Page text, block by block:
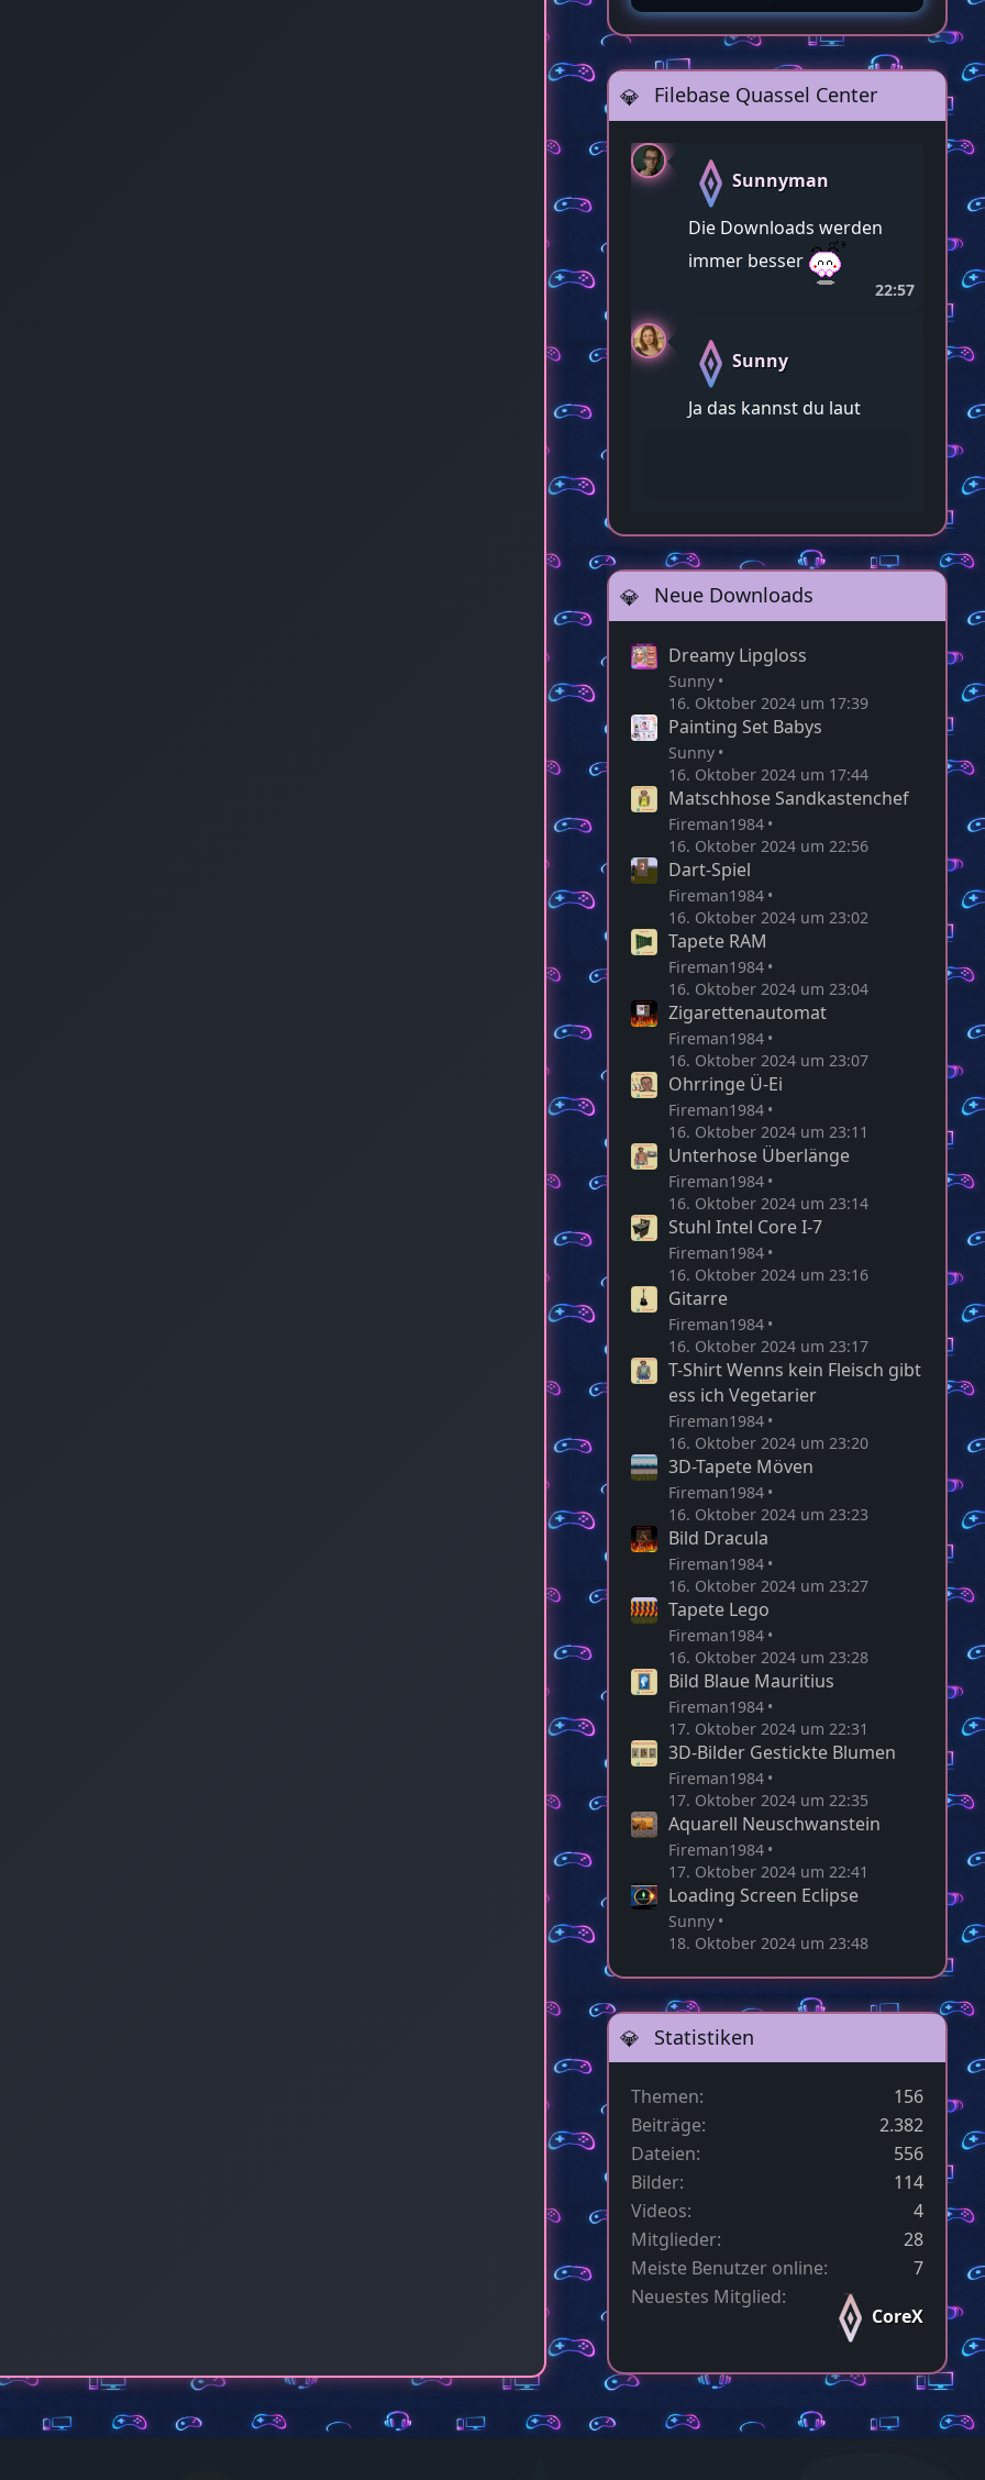
Filebase Quassel Center
Sunnyman
Die Downloads werden
immer besser
22:57
Sunny
Ja das kannst du laut
22:58
Neue Downloads
Dreamy Lipgloss
Sunny
16. Oktober 2024 um 17:39
Painting Set Babys
Sunny
16. Oktober 2024 um 17:44
Matschhose Sandkastenchef
Fireman1984
16. Oktober 2024 um 22:56
Dart-Spiel
Fireman1984
16. Oktober 2024 um 23:02
Tapete RAM
Fireman1984
16. Oktober 2024 um 23:04
Zigarettenautomat
Fireman1984
16. Oktober 2024 um 23:07
Ohrringe Ü-Ei
Fireman1984
16. Oktober 2024 um 23:11
Unterhose Überlänge
Fireman1984
16. Oktober 2024 um 23:14
Stuhl Intel Core I-7
Fireman1984
16. Oktober 2024 um 23:16
Gitarre
Fireman1984
16. Oktober 2024 um 23:17
T-Shirt Wenns kein Fleisch gibt
ess ich Vegetarier
Fireman1984
16. Oktober 2024 um 23:20
3D-Tapete Möven
Fireman1984
16. Oktober 2024 um 23:23
Bild Dracula
Fireman1984
16. Oktober 2024 um 23:27
Tapete Lego
Fireman1984
16. Oktober 2024 um 23:28
Bild Blaue Mauritius
Fireman1984
17. Oktober 2024 um 22:31
3D-Bilder Gestickte Blumen
Fireman1984
17. Oktober 2024 um 22:35
Aquarell Neuschwanstein
Fireman1984
17. Oktober 2024 um 22:41
Loading Screen Eclipse
Sunny
18. Oktober 2024 um 23:48
Statistiken
Themen
156
Beiträge
2.382
Dateien
556
Bilder
114
Videos
4
Mitglieder
28
Meiste Benutzer online
7
Neuestes Mitglied
CoreX